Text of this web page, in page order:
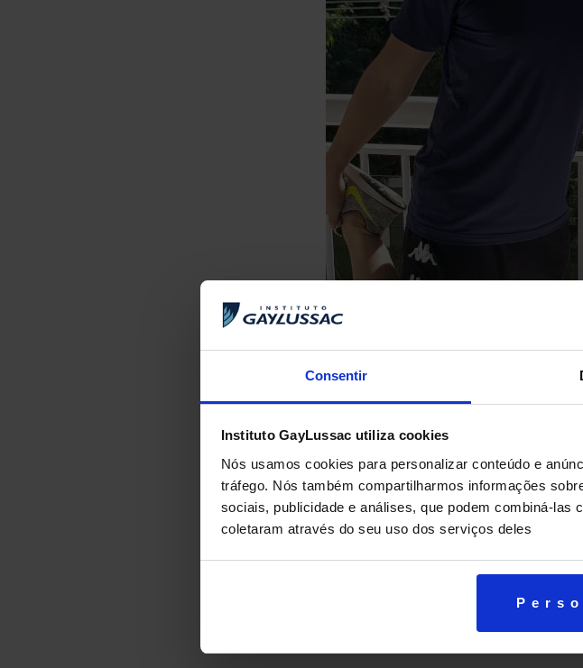
Consentir
Instituto GayLussac utiliza cookies
Nós usamos cookies para personalizar conteúdo e
tráfego. Nós também compartilharmos informações
sociais, publicidade e análises, que podem combiná-las
coletaram através do seu uso dos serviços deles
Escola de Pais: GayLussac em casa